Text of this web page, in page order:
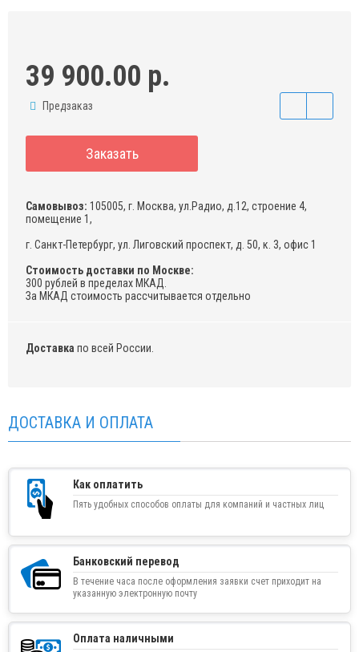
39 900.00 р.
Предзаказ
Заказать
Самовывоз: 105005, г. Москва, ул.Радио, д.12, строение 4,
помещение 1,
г. Санкт-Петербург, ул. Лиговский проспект, д. 50, к. 3, офис 1
Стоимость доставки по Москве:
300 рублей в пределах МКАД.
За МКАД стоимость рассчитывается отдельно
Доставка по всей России.
ДОСТАВКА И ОПЛАТА
Как оплатить
Пять удобных способов оплаты для компаний и частных лиц
Банковский перевод
В течение часа после оформления заявки счет приходит на
указанную электронную почту
Оплата наличными